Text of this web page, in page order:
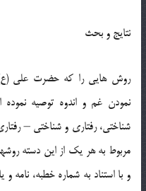
نتايج و بحث
روش هايي را که حضرت علي
نمودن غم و اندوه توصيه
شناختي، رفتاري و شناختي –
مربوط به هر يك از اين دسته
و با استناد به شماره خطبه،